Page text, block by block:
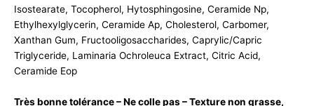
Isostearate, Tocopherol, Hytosphingosine, Ceramide Np,
Ethylhexylglycerin, Ceramide Ap, Cholesterol, Carbomer,
Xanthan Gum, Fructooligosaccharides, Caprylic/Capric
Triglyceride, Laminaria Ochroleuca Extract, Citric Acid,
Ceramide Eop
Très bonne tolérance – Ne colle pas – Texture non grasse,